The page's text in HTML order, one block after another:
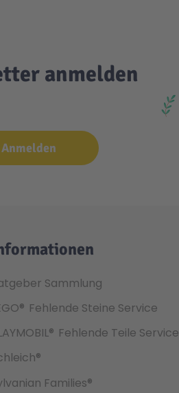
anmelden
Anmelden
Sammlung
Fehlende Steine Service
Fehlende Teile Service
Families®